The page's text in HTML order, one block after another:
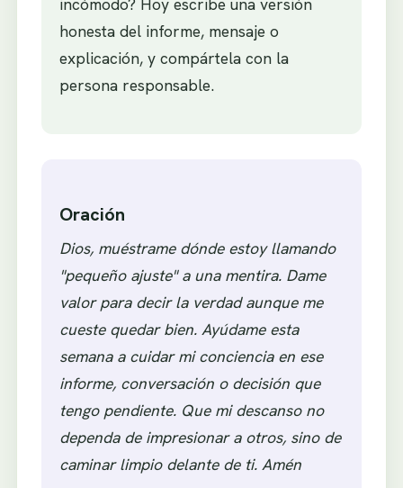
honesta del informe, mensaje o
explicación, y compártela con la
persona responsable.
Oración
Dios, muéstrame dónde estoy llamando
"pequeño ajuste" a una mentira. Dame
valor para decir la verdad aunque me
cueste quedar bien. Ayúdame esta
semana a cuidar mi conciencia en ese
informe, conversación o decisión que
tengo pendiente. Que mi descanso no
dependa de impresionar a otros, sino de
caminar limpio delante de ti. Amén